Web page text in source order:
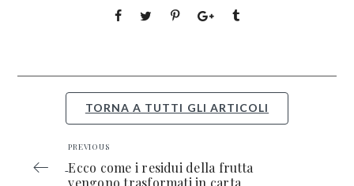
TORNA A TUTTI GLI ARTICOLI
PREVIOUS
Ecco come i residui della frutta
vengono trasformati in carta